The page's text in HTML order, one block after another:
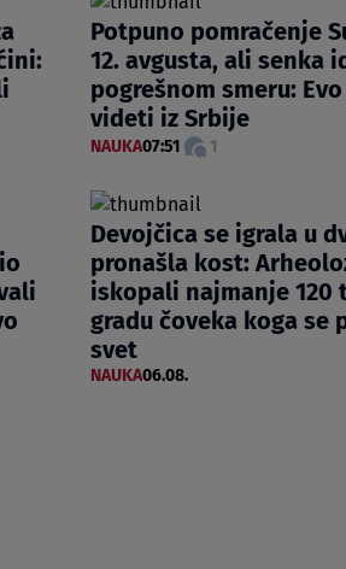
Potpuno pomračenje
12. avgusta, ali senka
pogrešnom smeru:
videti iz Srbije
NAUKA07:51 1
Devojčica se igrala u
pronašla kost:
iskopali najmanje 120
gradu čoveka koga se
svet
NAUKA06.08.